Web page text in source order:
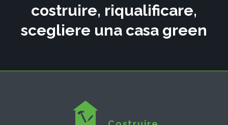
costruire, riqualificare,
scegliere una casa green